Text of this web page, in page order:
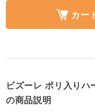
カー
ビズーレ ポリ入り
の商品説明